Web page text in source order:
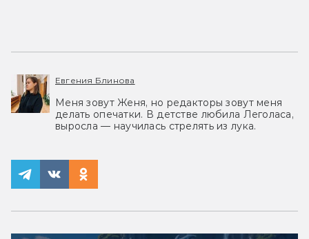
Евгения Блинова
Меня зовут Женя, но редакторы зовут меня
делать опечатки. В детстве любила Леголаса,
выросла — научилась стрелять из лука.